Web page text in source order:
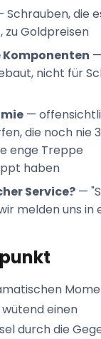
Schrauben, die
zu Goldpreisen
nicht für
—
die noch nie
enge Treppe
haben
Service? —
melden uns in
wütend einen
durch die